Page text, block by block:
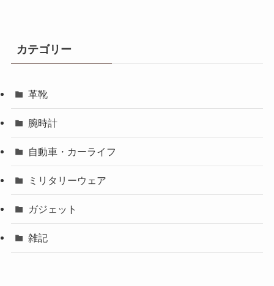
カテゴリー
革靴
腕時計
自動車・カーライフ
ミリタリーウェア
ガジェット
雑記